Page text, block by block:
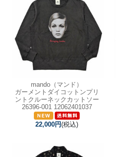
mando（マンド）
ガーメントダイコットンプリ
ントクルーネックカットソー
26396-001 12062401037
22,000円(税込)